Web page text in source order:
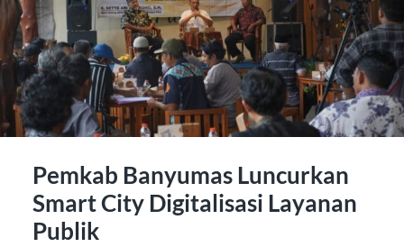
Pemkab Banyumas Luncurkan
Smart City Digitalisasi Layanan
Publik